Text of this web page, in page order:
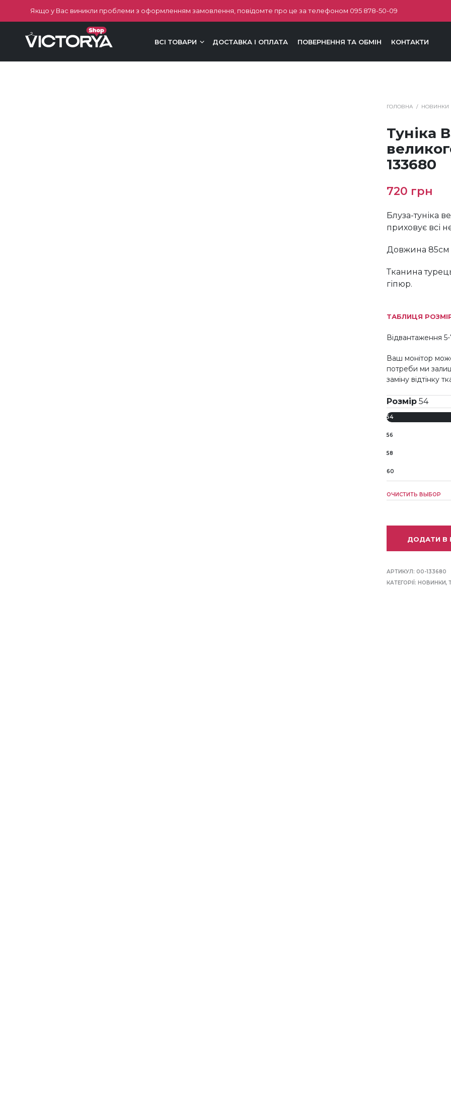
Якщо у Вас виникли проблеми з оформленням замовлення, повідомте про це за телефоном 095 878-50-09
ВСІ ТОВАРИ ДОСТАВКА І ОПЛАТА ПОВЕРНЕННЯ ТА ОБМІН КОНТАКТИ
ГОЛОВНА / НОВИНКИ
Туніка
133680
720 грн
Блуза-туніка
приховує всі
Довжина 85см
Тканина
гіпюр.
ТАБЛИЦЯ
Відвантаження
Ваш монітор
потреби ми
заміну відтінку
Розмір 54
54
56
58
60
ОЧИСТИТЬ ВЫБОР
ДОДАТИ В
АРТИКУЛ: 00-133680
КАТЕГОРІЇ:НОВИНКИ,